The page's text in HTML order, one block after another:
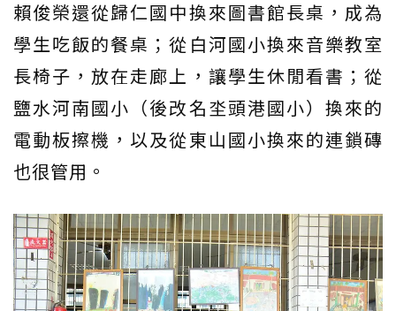
賴俊榮還從歸仁國中換來圖書館長桌，成為
學生吃飯的餐桌；從白河國小換來音樂教室
長椅子，放在走廊上，讓學生休閒看書；從
鹽水河南國小（後改名坔頭港國小）換來的
電動板擦機，以及從東山國小換來的連鎖磚
也很管用。